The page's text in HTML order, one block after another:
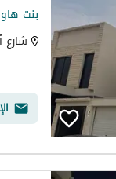
بنت
شارع